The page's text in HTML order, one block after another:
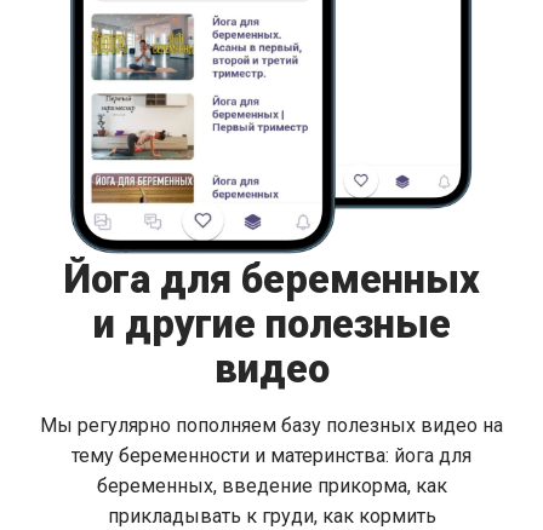
Йога для беременных
и другие полезные
видео
Мы регулярно пополняем базу полезных видео на
тему беременности и материнства: йога для
беременных, введение прикорма, как
прикладывать к груди, как кормить